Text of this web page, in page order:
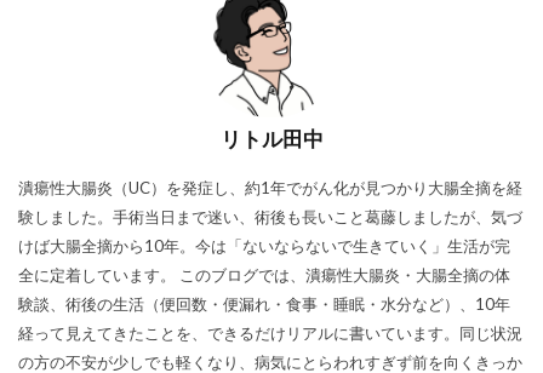
リトル田中
潰瘍性大腸炎（UC）を発症し、約1年でがん化が見つかり大腸全摘を経
験しました。手術当日まで迷い、術後も長いこと葛藤しましたが、気づ
けば大腸全摘から10年。今は「ないならないで生きていく」生活が完
全に定着しています。 このブログでは、潰瘍性大腸炎・大腸全摘の体
験談、術後の生活（便回数・便漏れ・食事・睡眠・水分など）、10年
経って見えてきたことを、できるだけリアルに書いています。同じ状況
の方の不安が少しでも軽くなり、病気にとらわれすぎず前を向くきっか